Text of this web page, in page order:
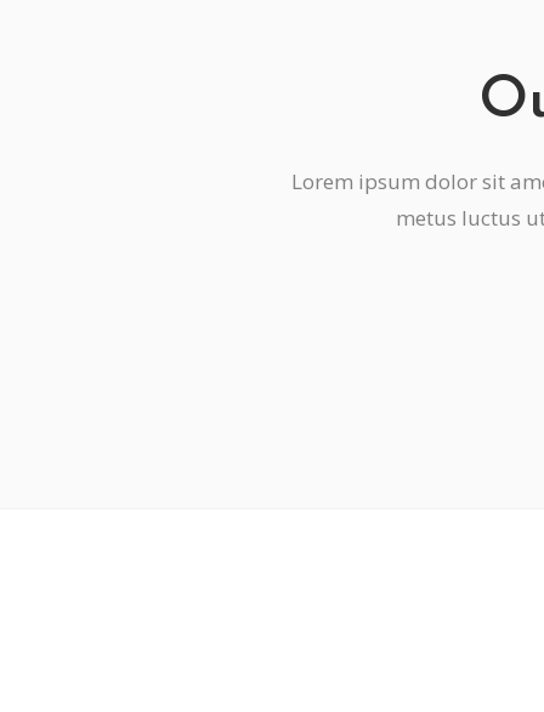
Lorem ipsum dolor sit
metus luctus